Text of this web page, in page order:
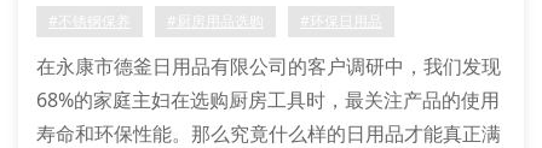
热，避免传统铁锅易糊底的困扰。其次，经过电解抛光
#不锈钢保养 #厨房用品选购 #环保日用品
在永康市德釜日用品有限公司的客户调研中，我们发现
68%的家庭主妇在选购厨房工具时，最关注产品的使用
寿命和环保性能。那么究竟什么样的日用品才能真正满